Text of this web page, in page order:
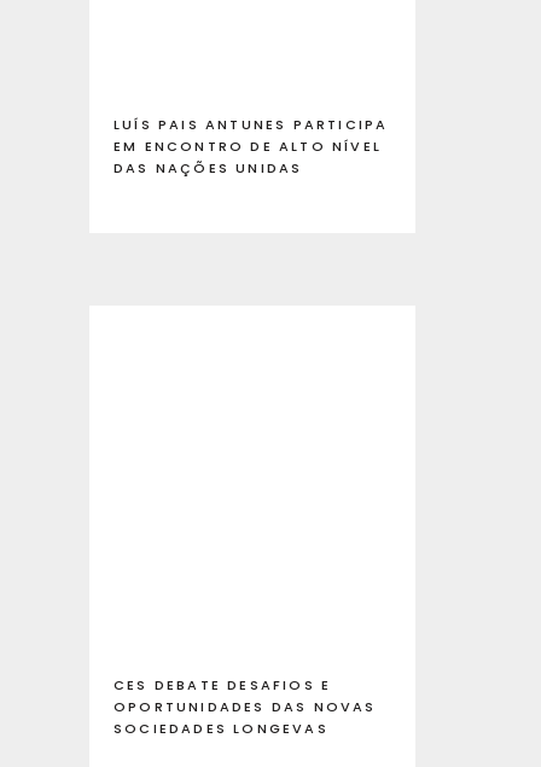
LUÍS PAIS ANTUNES PARTICIPA
EM ENCONTRO DE ALTO NÍVEL
DAS NAÇÕES UNIDAS
CES DEBATE DESAFIOS E
OPORTUNIDADES DAS NOVAS
SOCIEDADES LONGEVAS